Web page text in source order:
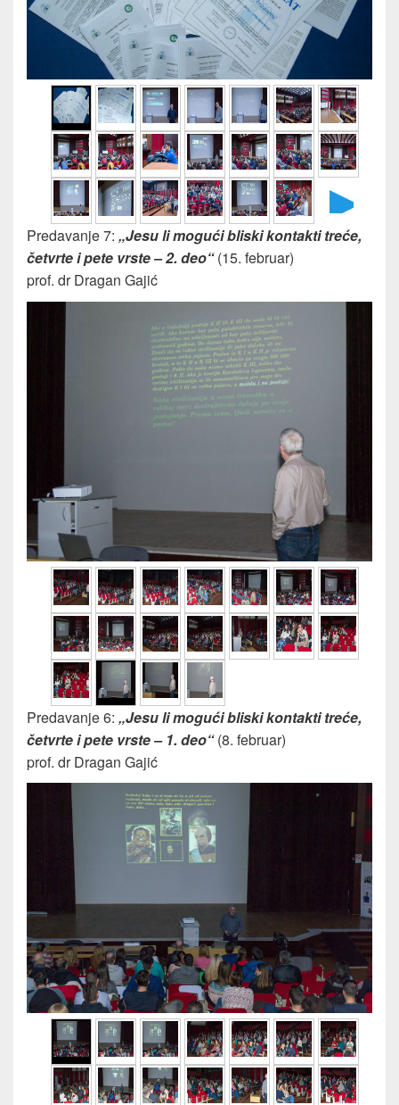
►
Predavanje 7: „Jesu li mogući bliski kontakti treće,
četvrte i pete vrste – 2. deo“(15. februar)
prof. dr Dragan Gajić
Predavanje 6: „Jesu li mogući bliski kontakti treće,
četvrte i pete vrste – 1. deo“(8. februar)
prof. dr Dragan Gajić